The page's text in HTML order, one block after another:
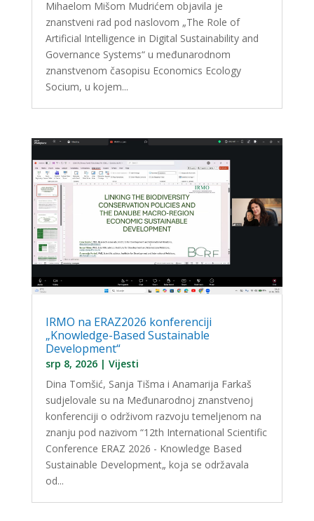
Mihaelom Mišom Mudrićem objavila je
znanstveni rad pod naslovom „The Role of
Artificial Intelligence in Digital Sustainability and
Governance Systems“ u međunarodnom
znanstvenom časopisu Economics Ecology
Socium, u kojem...
IRMO na ERAZ2026 konferenciji
„Knowledge-Based Sustainable
Development“
srp 8, 2026| Vijesti
Dina Tomšić, Sanja Tišma i Anamarija Farkaš
sudjelovale su na Međunarodnoj znanstvenoj
konferenciji o održivom razvoju temeljenom na
znanju pod nazivom “12th International Scientific
Conference ERAZ 2026 - Knowledge Based
Sustainable Development„ koja se održavala
od...